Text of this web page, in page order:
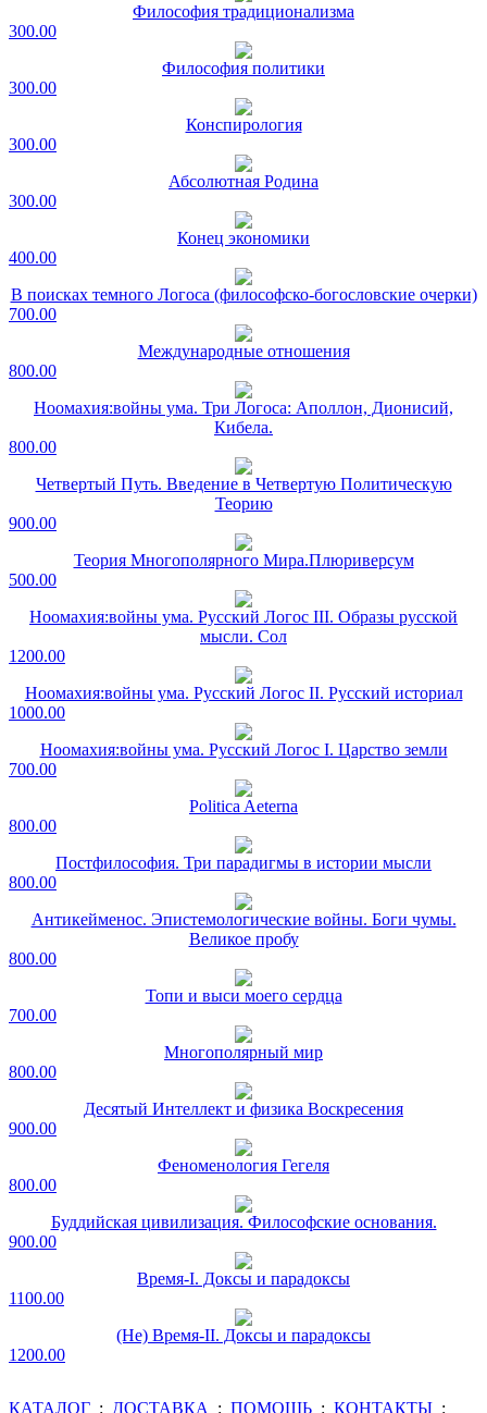
Философия традиционализма
300.00
Философия политики
300.00
Конспирология
300.00
Абсолютная Родина
300.00
Конец экономики
400.00
В поисках темного Логоса (философско-богословские очерки)
700.00
Международные отношения
800.00
Ноомахия:войны ума. Три Логоса: Аполлон, Дионисий,
Кибела.
800.00
Четвертый Путь. Введение в Четвертую Политическую
Теорию
900.00
Теория Многополярного Мира.Плюриверсум
500.00
Ноомахия:войны ума. Русский Логос III. Образы русской
мысли. Сол
1200.00
Ноомахия:войны ума. Русский Логос II. Русский историал
1000.00
Ноомахия:войны ума. Русский Логос I. Царство земли
700.00
Politica Aeterna
800.00
Постфилософия. Три парадигмы в истории мысли
800.00
Антикейменос. Эпистемологические войны. Боги чумы.
Великое пробу
800.00
Топи и выси моего сердца
700.00
Многополярный мир
800.00
Десятый Интеллект и физика Воскресения
900.00
Феноменология Гегеля
800.00
Буддийская цивилизация. Философские основания.
900.00
Время-I. Доксы и парадоксы
1100.00
(Не) Время-II. Доксы и парадоксы
1200.00
КАТАЛОГ : ДОСТАВКА : ПОМОЩЬ : КОНТАКТЫ :